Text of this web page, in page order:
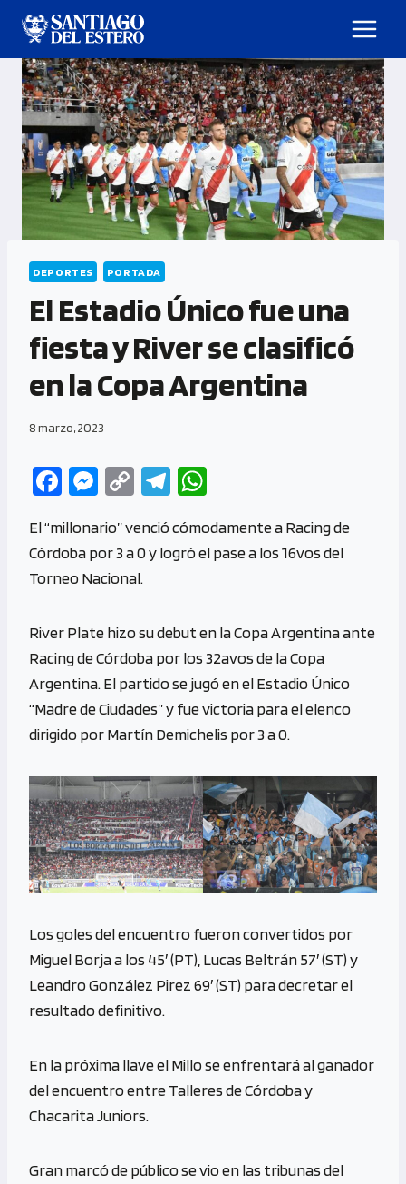
DEPORTES PORTADA
El Estadio Único fue una
fiesta y River se clasificó
en la Copa Argentina
8 marzo, 2023
Fa
b
o
k
M
se
n
er
C
py
Li
k
Te
gr
a
at
s
p
p
El “millonario” venció cómodamente a Racing de
Córdoba por 3 a 0 y logró el pase a los 16vos del
Torneo Nacional.
River Plate hizo su debut en la Copa Argentina ante
Racing de Córdoba por los 32avos de la Copa
Argentina. El partido se jugó en el Estadio Único
“Madre de Ciudades” y fue victoria para el elenco
dirigido por Martín Demichelis por 3 a 0.
Los goles del encuentro fueron convertidos por
Miguel Borja a los 45′ (PT), Lucas Beltrán 57′ (ST) y
Leandro González Pirez 69′ (ST) para decretar el
resultado definitivo.
En la próxima llave el Millo se enfrentará al ganador
del encuentro entre Talleres de Córdoba y
Chacarita Juniors.
Gran marcó de público se vio en las tribunas del